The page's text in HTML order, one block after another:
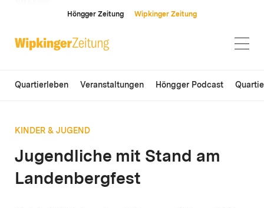
Höngger Zeitung Wipkinger Zeitung
Quartierleben Veranstaltungen Höngger Podcast
KINDER & JUGEND
Jugendliche mit Stand am
Landenbergfest